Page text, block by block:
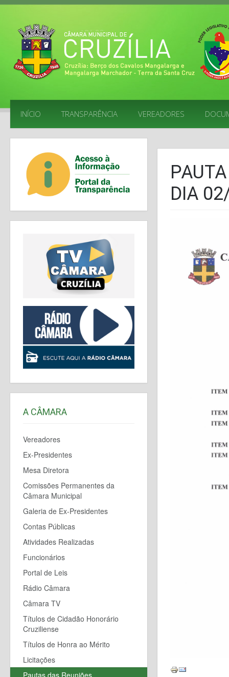
INÍCIO TRANSPARÊNCIA VEREADORES
DIA
A CÂMARA
Vereadores
Ex-Presidentes
Mesa Diretora
Comissões Permanentes da
Câmara Municipal
Galeria de Ex-Presidentes
Contas Públicas
Atividades Realizadas
Funcionários
Portal de Leis
Rádio Câmara
Câmara TV
Títulos de Cidadão Honorário
Cruziliense
Títulos de Honra ao Mérito
Licitações